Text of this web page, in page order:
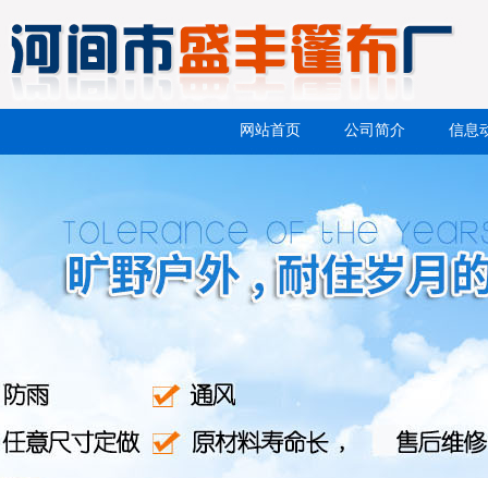
网站首页 公司简介 信息